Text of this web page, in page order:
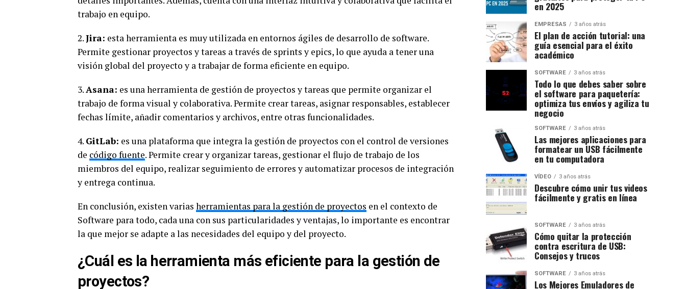
trabajo en equipo.
2.Jira: esta herramienta es muy utilizada en entornos ágiles de desarrollo de software.
Permite gestionar proyectos y tareas a través de sprints y epics, lo que ayuda a tener una
visión global del proyecto y a trabajar de forma eficiente en equipo.
3.Asana: es una herramienta de gestión de proyectos y tareas que permite organizar el
trabajo de forma visual y colaborativa. Permite crear tareas, asignar responsables, establecer
fechas límite, añadir comentarios y archivos, entre otras funcionalidades.
4. GitLab: es una plataforma que integra la gestión de proyectos con el control de versiones
de código fuente. Permite crear y organizar tareas, gestionar el flujo de trabajo de los
miembros del equipo, realizar seguimiento de errores y automatizar procesos de integración
y entrega continua.
En conclusión, existen varias herramientas para la gestión de proyectos en el contexto de
Software para todo, cada una con sus particularidades y ventajas, lo importante es encontrar
la que mejor se adapte a las necesidades del equipo y del proyecto.
¿Cuál es la herramienta más eficiente para la gestión de
proyectos?
en 2025
EMPRESAS 3 años atrás
El plan de acción tutorial: una
guía esencial para el éxito
académico
SOFTWARE 3 años atrás
Todo lo que debes saber sobre
el software para paquetería:
optimiza tus envíos y agiliza tu
negocio
SOFTWARE 3 años atrás
Las mejores aplicaciones para
formatear un USB fácilmente
en tu computadora
VÍDEO 3 años atrás
Descubre cómo unir tus videos
fácilmente y gratis en línea
SOFTWARE 3 años atrás
Cómo quitar la protección
contra escritura de USB:
Consejos y trucos
SOFTWARE 3 años atrás
Los Mejores Emuladores de